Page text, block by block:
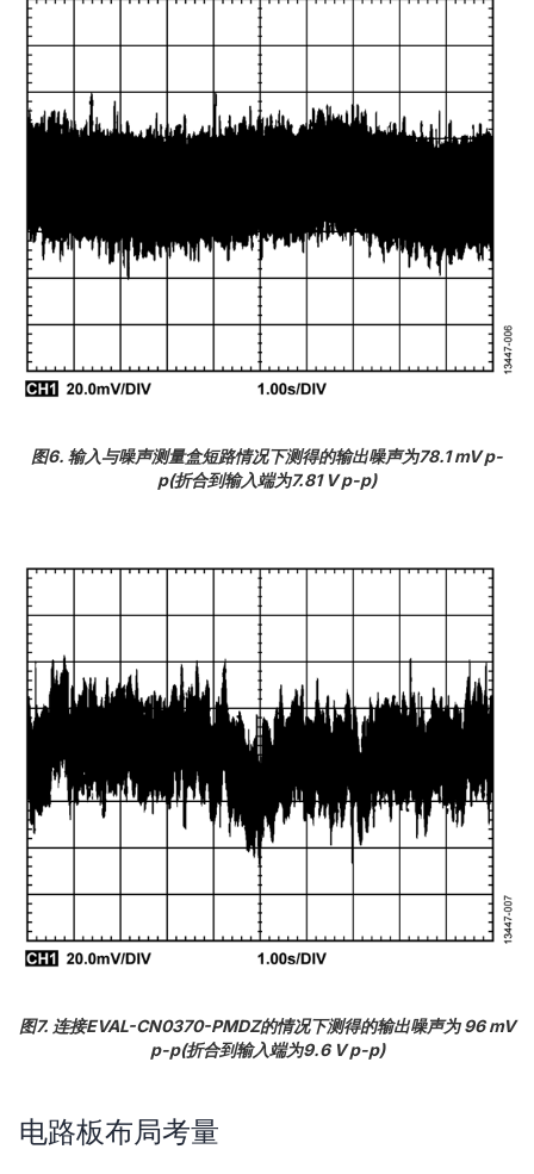
图6. 输入与噪声测量盒短路情况下测得的输出噪声为78.1 mV p-
p(折合到输入端为7.81 V p-p)
图7. 连接EVAL-CN0370-PMDZ的情况下测得的输出噪声为 96 mV
p-p(折合到输入端为9.6 V p-p)
电路板布局考量